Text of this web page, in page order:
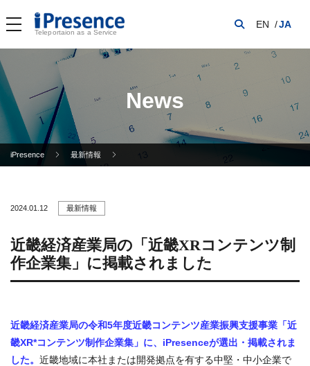
Teleportaion as a Service
EN JA
News
iPresence 最新情報
2024.01.12 最新情報
近畿経済産業局の「近畿XRコンテンツ制
作企業集」に掲載されました
近畿経済産業局の令和5年度近畿コンテンツ産業振興支援事業「近
畿XR*コンテンツ制作企業集」に、iPresenceが選出・掲載されま
した。 近畿地域に本社または開発拠点を有する中堅・中小企業で